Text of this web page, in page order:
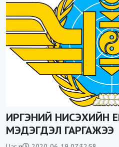
ИРГЭНИЙ НИСЭХИЙН
МЭДЭГДЭЛ ГАРГАЖЭЭ